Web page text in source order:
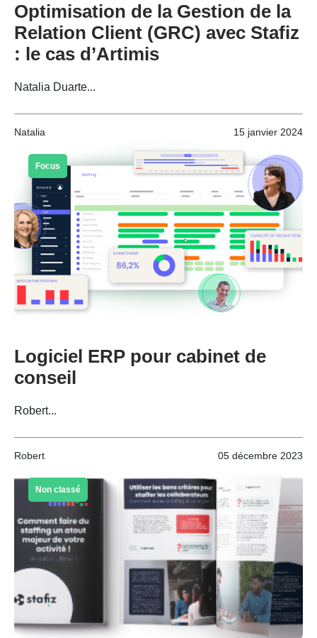
Optimisation de la Gestion de la
Relation Client (GRC) avec Stafiz
: le cas d’Artimis
Natalia Duarte...
Natalia 15 janvier 2024
Focus
Logiciel ERP pour cabinet de
conseil
Robert...
Robert 05 décembre 2023
Non classé